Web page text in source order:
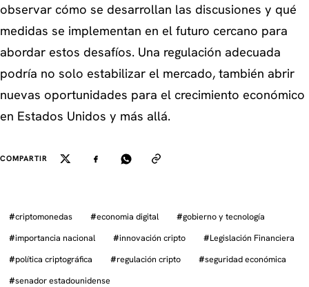
observar cómo se desarrollan las discusiones y qué
medidas se implementan en el futuro cercano para
abordar estos desafíos. Una regulación adecuada
podría no solo estabilizar el mercado, también abrir
nuevas oportunidades para el crecimiento económico
en Estados Unidos y más allá.
COMPARTIR
#criptomonedas #economia digital #gobierno y tecnología
#importancia nacional #innovación cripto #Legislación Financiera
#política criptográfica #regulación cripto #seguridad económica
#senador estadounidense